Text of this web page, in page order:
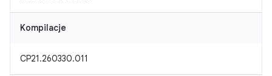
Kompilacje
CP21.260330.011